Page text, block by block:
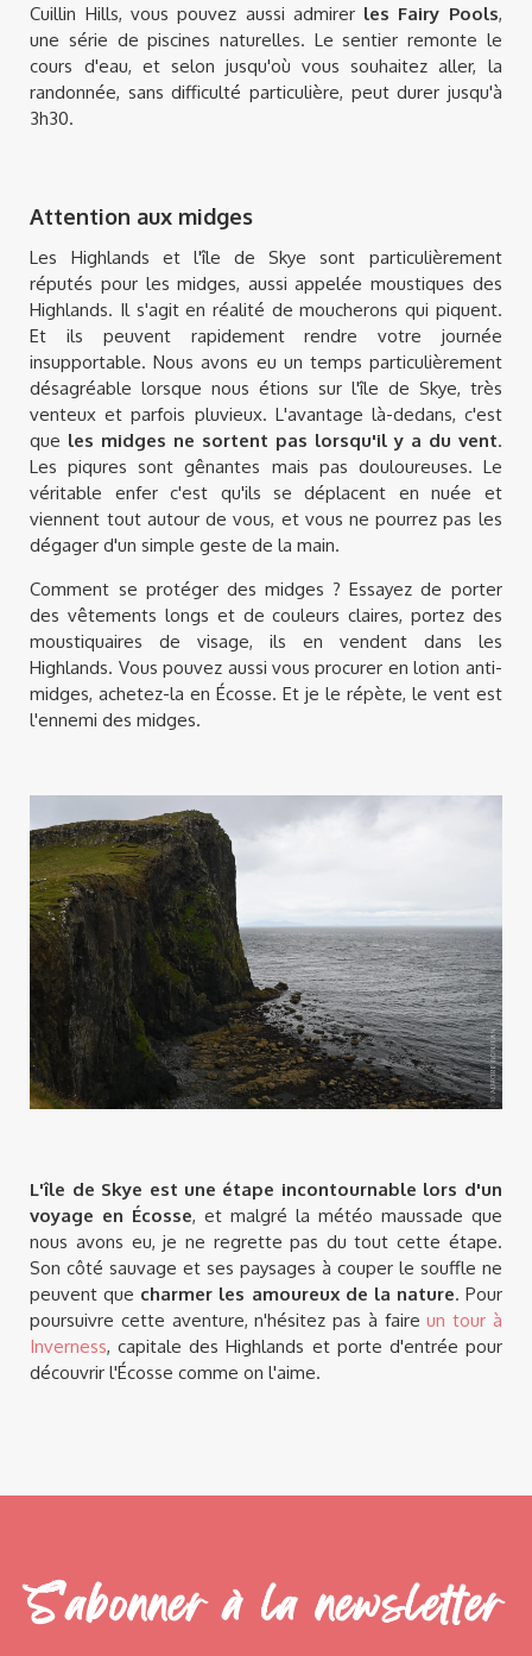
Cuillin Hills, vous pouvez aussi admirerles Fairy Pools,
une série de piscines naturelles. Le sentier remonte le
cours d'eau, et selon jusqu'où vous souhaitez aller, la
randonnée, sans difficulté particulière, peut durer jusqu'à
3h30.
Attention aux midges
Les Highlands et l'île de Skye sont particulièrement
réputés pour les midges, aussi appelée moustiques des
Highlands. Il s'agit en réalité de moucherons qui piquent.
Et ils peuvent rapidement rendre votre journée
insupportable. Nous avons eu un temps particulièrement
désagréable lorsque nous étions sur l'île de Skye, très
venteux et parfois pluvieux. L'avantage là-dedans, c'est
que les midges ne sortent pas lorsqu'il y a du vent.
Les piqures sont gênantes mais pas douloureuses. Le
véritable enfer c'est qu'ils se déplacent en nuée et
viennent tout autour de vous, et vous ne pourrez pas les
dégager d'un simple geste de la main.
Comment se protéger des midges ? Essayez de porter
des vêtements longs et de couleurs claires, portez des
moustiquaires de visage, ils en vendent dans les
Highlands. Vous pouvez aussi vous procurer en lotion anti-
midges, achetez-la en Écosse. Et je le répète, le vent est
l'ennemi des midges.
L'île de Skye est une étape incontournable lors d'un
voyage en Écosse, et malgré la météo maussade que
nous avons eu, je ne regrette pas du tout cette étape.
Son côté sauvage et ses paysages à couper le souffle ne
peuvent que charmer les amoureux de la nature. Pour
poursuivre cette aventure, n'hésitez pas à faireun tour à
Inverness, capitale des Highlands et porte d'entrée pour
découvrir l'Écosse comme on l'aime.
S'abonner à la newsletter